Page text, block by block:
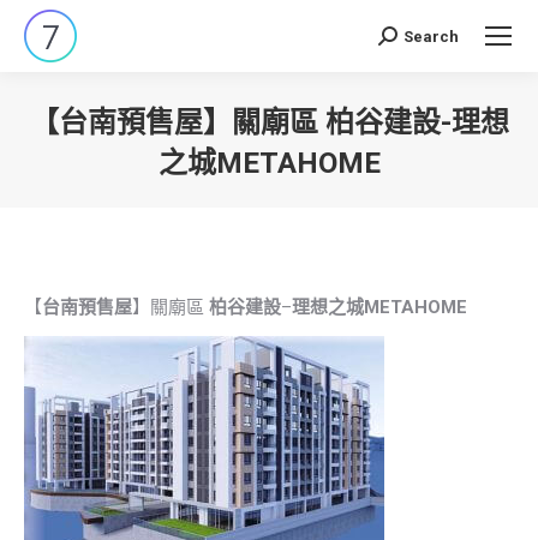
Search:
Search
【台南預售屋】關廟區 柏谷建設-理想
之城METAHOME
【台南預售屋】關廟區 柏谷建設–理想之城METAHOME